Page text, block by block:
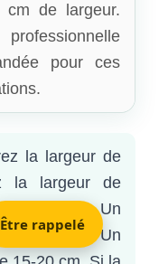
de largeur.
pour ces
la largeur de
la largeur de
supérieure. Un
13-15 cm. Un